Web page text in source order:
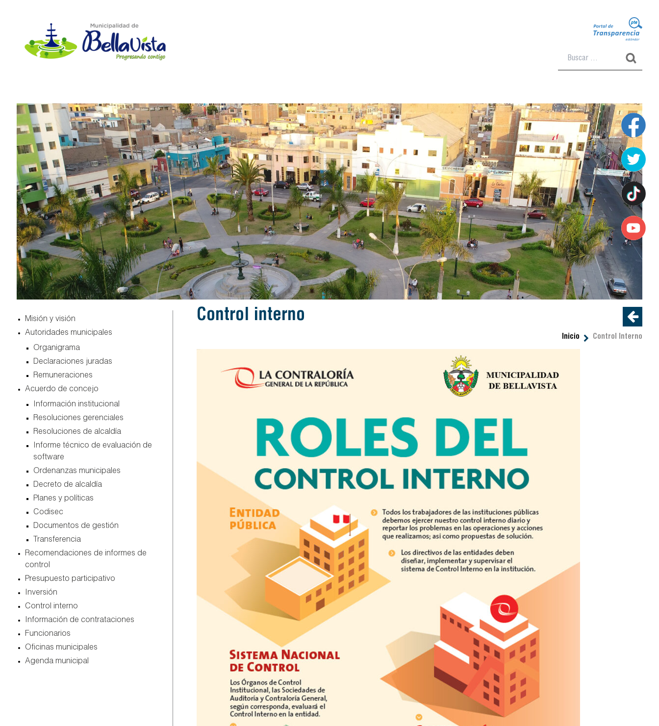
Buscar:
misión y visión
autoridades municipales
organigrama
declaraciones juradas
remuneraciones
acuerdo de concejo
información institucional
resoluciones gerenciales
resoluciones de alcaldía
informe técnico de evaluación de
software
ordenanzas municipales
decreto de alcaldía
planes y políticas
codisec
documentos de gestión
transferencia
recomendaciones de informes de
control
presupuesto participativo
inversión
control interno
información de contrataciones
funcionarios
oficinas municipales
agenda municipal
control interno
Inicio Control Interno